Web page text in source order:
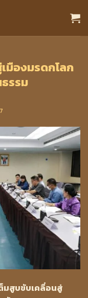
มืองมรดกโลก
รรม
ต็มสูบขับเคลื่อนสู่